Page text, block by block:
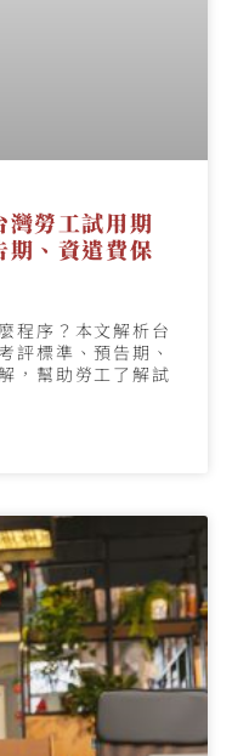
灣勞工試用期
期、資遣費保
程序？本文解析台
評標準、預告期、
，幫助勞工了解試